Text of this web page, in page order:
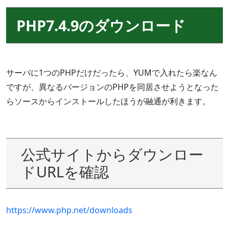
PHP7.4.9のダウンロード
サーバに1つのPHPだけだったら、YUMで入れたら楽なん
ですが、異なるバージョンのPHPを同居させようとなった
らソースからインストールしたほうが融通が利きます。
公式サイトからダウンロー
ドURLを確認
https://www.php.net/downloads